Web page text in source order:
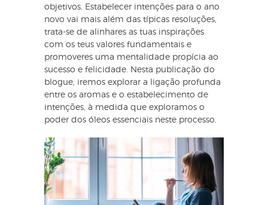
objetivos. Estabelecer intenções para o ano
novo vai mais além das típicas resoluções,
trata-se de alinhares as tuas inspirações
com os teus valores fundamentais e
promoveres uma mentalidade propícia ao
sucesso e felicidade. Nesta publicação do
blogue, iremos explorar a ligação profunda
entre os aromas e o estabelecimento de
intenções, à medida que exploramos o
poder dos óleos essenciais neste processo.